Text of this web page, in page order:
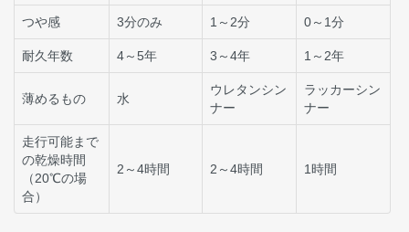
つや感 3分のみ 1～2分 0～1分
耐久年数 4～5年 3～4年 1～2年
薄めるもの 水
ウレタンシン
ナー
ラッカーシン
ナー
走行可能まで
の乾燥時間
（20℃の場
合）
2～4時間 2～4時間 1時間